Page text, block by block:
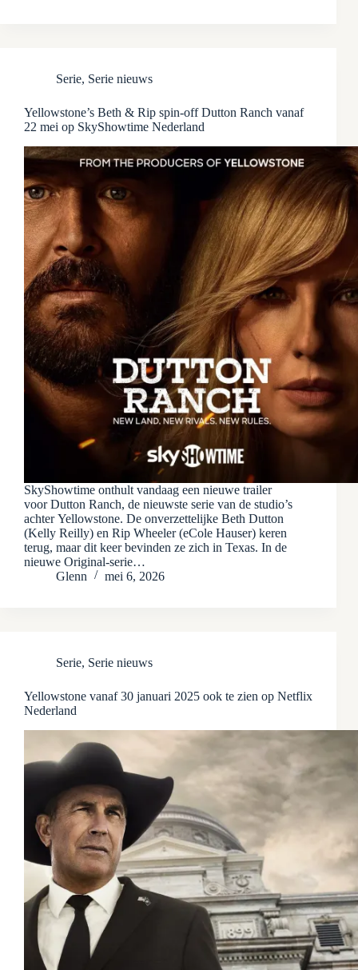
Serie, Serie nieuws
Yellowstone’s Beth & Rip spin-off Dutton Ranch vanaf
22 mei op SkyShowtime Nederland
SkyShowtime onthult vandaag een nieuwe trailer
voor Dutton Ranch, de nieuwste serie van de studio’s
achter Yellowstone. De onverzettelijke Beth Dutton
(Kelly Reilly) en Rip Wheeler (eCole Hauser) keren
terug, maar dit keer bevinden ze zich in Texas. In de
nieuwe Original-serie…
Glenn
mei 6, 2026
Serie, Serie nieuws
Yellowstone vanaf 30 januari 2025 ook te zien op Netflix
Nederland